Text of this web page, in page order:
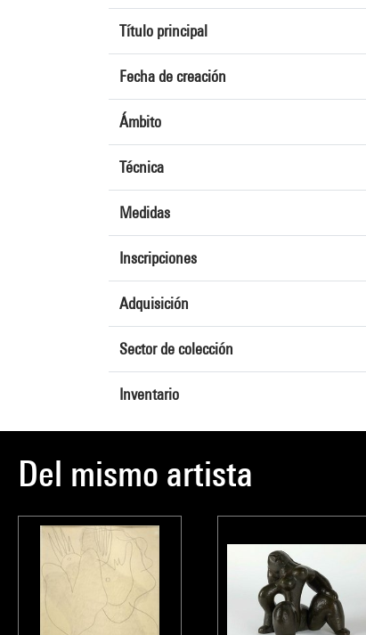
Título principal
Fecha de creación
Ámbito
Técnica
Medidas
Inscripciones
Adquisición
Sector de colección
Inventario
Del mismo artista